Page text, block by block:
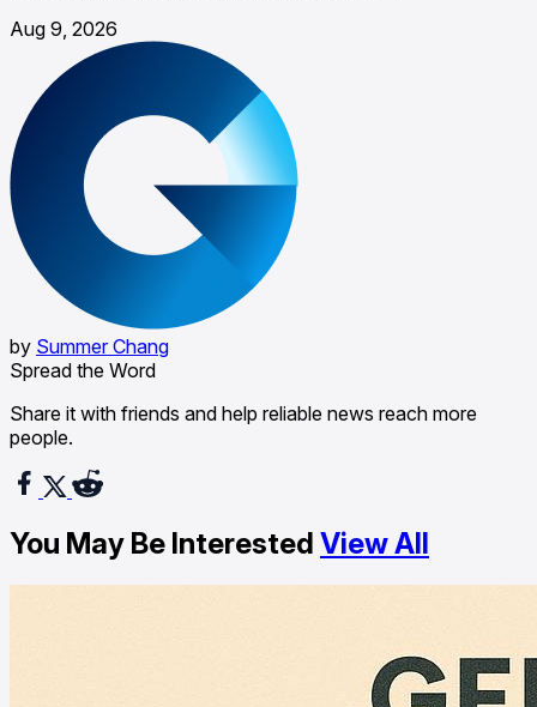
Aug 9, 2026
by Summer Chang
Spread the Word
Share it with friends and help reliable news reach more
people.
You May Be Interested View All